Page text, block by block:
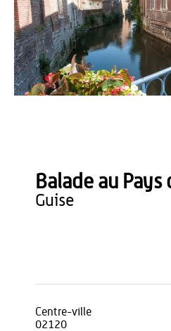
comdesimages
Balade au Pays
guise
Centre-ville
02120